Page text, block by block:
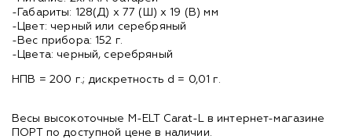
-Габариты: 128(Д) x 77 (Ш) x 19 (В) мм
-Цвет: черный или серебряный
-Вес прибора: 152 г.
-Цвета: черный, серебряный
НПВ = 200 г.; дискретность d = 0,01 г.
Весы высокоточные M-ELT Carat-L в интернет-магазине
ПОРТ по доступной цене в наличии.